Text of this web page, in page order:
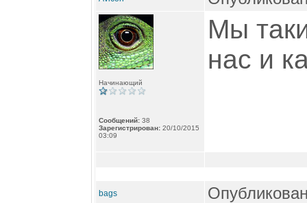
Начинающий
Сообщений: 38
Зарегистрирован: 20/10/2015
03:09
Мы
нас и
bags